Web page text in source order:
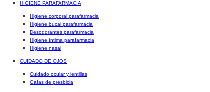
HIGIENE PARAFARMACIA
Higiene corporal parafarmacia
Higiene bucal parafarmacia
Desodorantes parafarmacia
Higiene íntima parafarmacia
Higiene nasal
CUIDADO DE OJOS
Cuidado ocular y lentillas
Gafas de presbicia